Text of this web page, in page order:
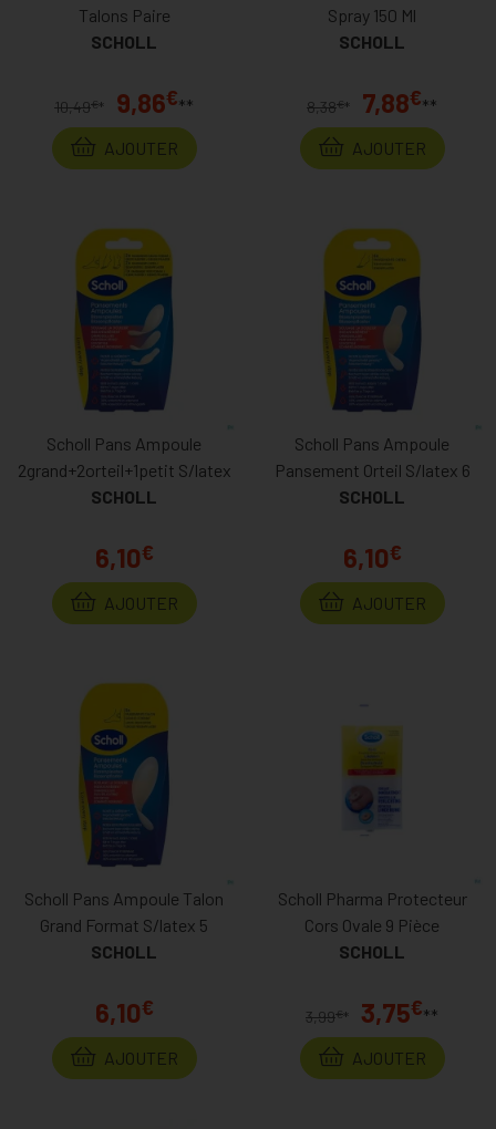
Talons Paire
SCHOLL
10,49€* 9,86€**
AJOUTER
Spray 150 Ml
SCHOLL
8,38€* 7,88€**
AJOUTER
Scholl Pans Ampoule
2grand+2orteil+1petit S/latex
SCHOLL
6,10€
AJOUTER
Scholl Pans Ampoule
Pansement Orteil S/latex 6
SCHOLL
6,10€
AJOUTER
Scholl Pans Ampoule Talon
Grand Format S/latex 5
SCHOLL
6,10€
AJOUTER
Scholl Pharma Protecteur
Cors Ovale 9 Pièce
SCHOLL
3,99€* 3,75€**
AJOUTER